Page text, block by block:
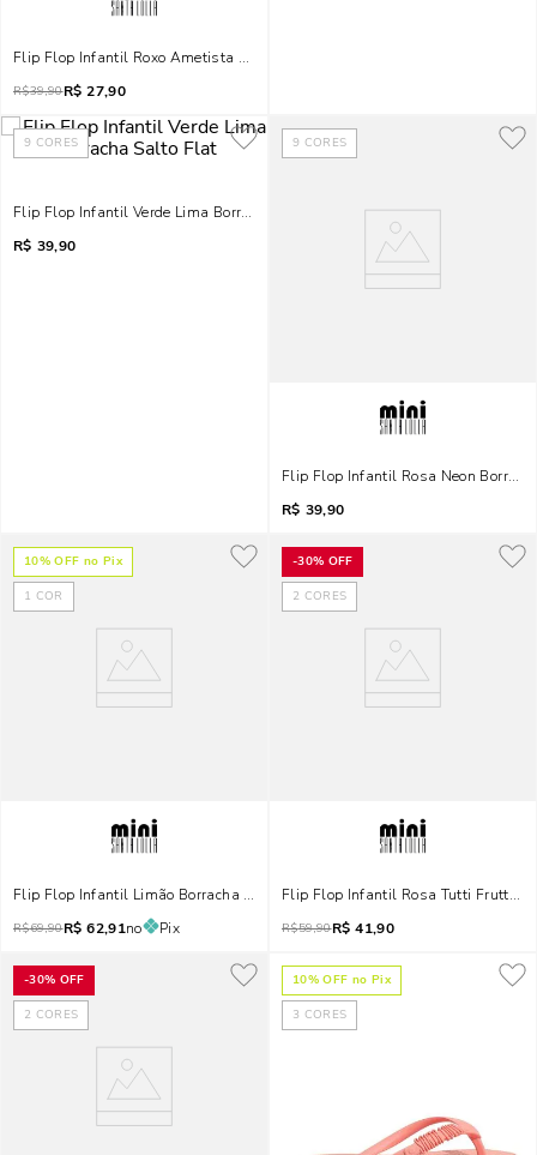
Flip Flop Infantil Roxo Ametista Borracha Flat
R$39,90R$ 27,90
9 CORES
Flip Flop Infantil Verde Lima Borracha Salto Flat
R$ 39,90
9 CORES
Flip Flop Infantil Rosa Neon
R$ 39,90
10% OFF no Pix
1 COR
Flip Flop Infantil Limão Borracha Flat
R$69,90R$ 62,91no Pix
-30% OFF
2 CORES
Flip Flop Infantil Rosa Tutti Frutti
R$59,90R$ 41,90
-30% OFF
2 CORES
10% OFF no Pix
3 CORES